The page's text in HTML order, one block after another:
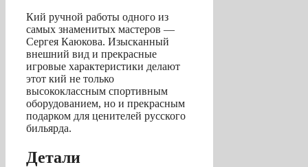
граб),
гравировка
"Лепестки"
Кий ручной работы одного из
самых знаменитых мастеров —
Сергея Каюкова. Изысканный
внешний вид и прекрасные
игровые характеристики делают
этот кий не только
высококлассным спортивным
оборудованием, но и прекрасным
подарком для ценителей русского
бильярда.
Детали